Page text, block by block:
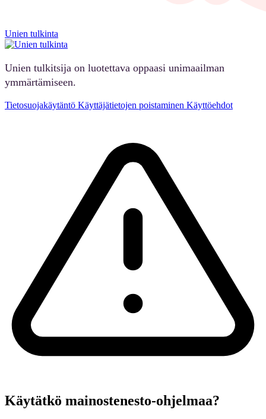
Unien tulkinta
Unien tulkitsija on luotettava oppaasi unimaailman
ymmärtämiseen.
Tietosuojakäytäntö Käyttäjätietojen poistaminen Käyttöehdot
Käytätkö mainostenesto-ohjelmaa?